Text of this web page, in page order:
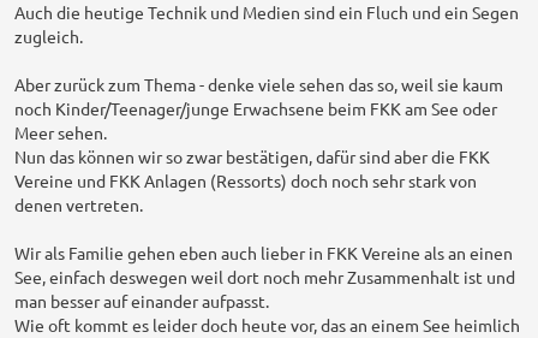
Auch die heutige Technik und Medien sind ein Fluch und ein Segen
zugleich.
Aber zurück zum Thema - denke viele sehen das so, weil sie kaum
noch Kinder/Teenager/junge Erwachsene beim FKK am See oder
Meer sehen.
Nun das können wir so zwar bestätigen, dafür sind aber die FKK
Vereine und FKK Anlagen (Ressorts) doch noch sehr stark von
denen vertreten.
Wir als Familie gehen eben auch lieber in FKK Vereine als an einen
See, einfach deswegen weil dort noch mehr Zusammenhalt ist und
man besser auf einander aufpasst.
Wie oft kommt es leider doch heute vor, das an einem See heimlich